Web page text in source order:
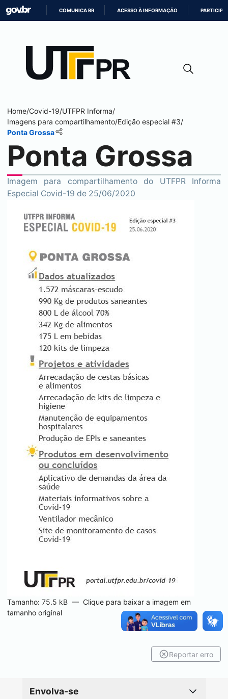
CONTEÚDO
COMUNICA BR ACESSO À INFORMAÇÃO PARTICIPE
Home/Covid-19/UTFPR Informa/
Imagens para compartilhamento/Edição especial #3/
Ponta Grossa
Ponta Grossa
Imagem para compartilhamento do UTFPR Informa
Especial Covid-19 de 25/06/2020
Tamanho: 75.5 kB — Clique para baixar a imagem em
tamanho original
Reportar erro
Envolva-se